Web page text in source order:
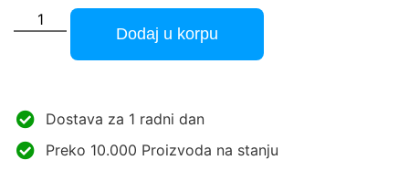
Dodaj u korpu
Dostava za 1 radni dan
Preko 10.000 Proizvoda na stanju